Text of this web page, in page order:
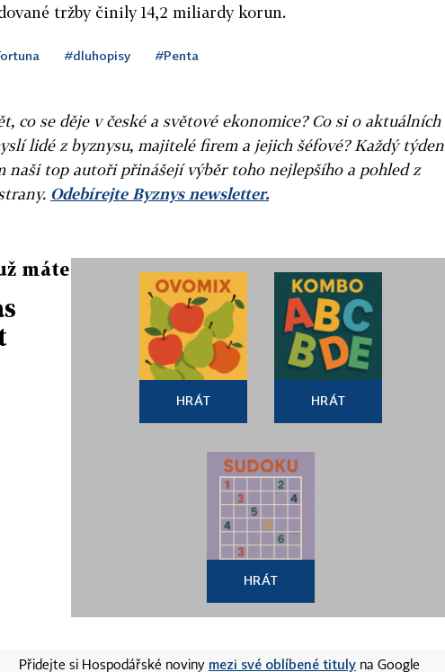
tržby činily 14,2 miliardy korun.
#dluhopisy #Penta
co se děje v české a světové ekonomice? Co si o aktuálních
lidé z byznysu, majitelé firem a jejich šéfové? Každý týden
naši top autoři přinášejí výběr toho nejlepšího a pohled z
Odebírejte Byznys newsletter.
máte
HRÁT HRÁT
HRÁT
Přidejte si Hospodářské noviny mezi své oblíbené tituly na Google